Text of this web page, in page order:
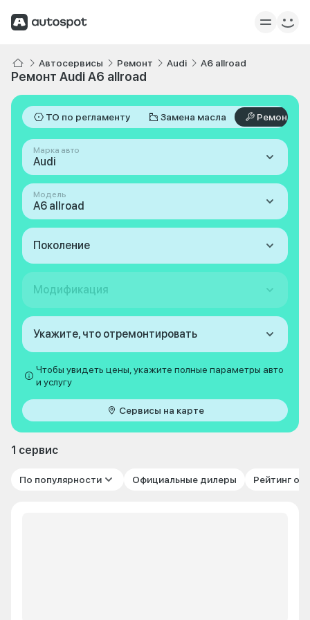
Автосервисы Ремонт Audi A6 allroad
Ремонт Audi A6 allroad
ТО по регламенту Замена масла Ремонт
Марка авто
Audi
Модель
A6 allroad
Поколение
Модификация
Укажите, что отремонтировать
Чтобы увидеть цены, укажите полные параметры авто
и услугу
Сервисы на карте
1 сервис
По популярности Официальные дилеры Рейтинг